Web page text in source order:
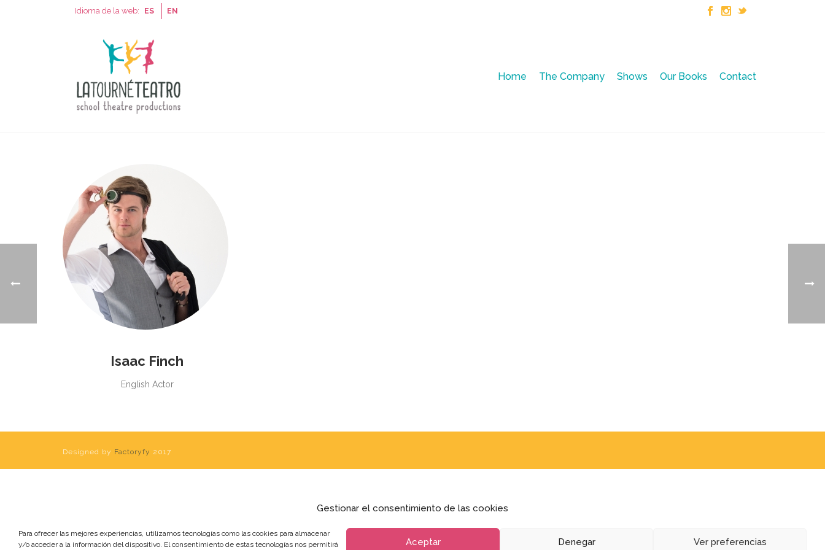
Gestionar el consentimiento de las cookies
Para ofrecer las mejores experiencias, utilizamos tecnologías como las cookies para almacenar
y/o acceder a la información del dispositivo. El consentimiento de estas tecnologías nos permitirá
Aceptar Denegar Ver preferencias
Idioma de la web: ES EN
Home The Company Shows Our Books Contact
Isaac Finch
English Actor
Designed by Factoryfy 2017